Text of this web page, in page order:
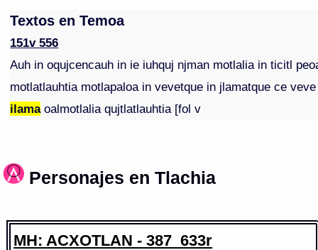
Textos en Temoa
151v 556
Auh in oqujcencauh in ie iuhquj njman motlalia in ticitl
motlatlauhtia motlapaloa in vevetque in jlamatque ce veve
ilamaoalmotlalia qujtlatlauhtia [fol v
Personajes en Tlachia
MH: ACXOTLAN - 387_633r